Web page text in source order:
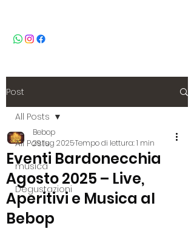
Post
All Posts
musica
Degustazioni
All Posts
Eventi Bardonecchia
Agosto 2025 – Live,
Aperitivi e Musica al
Bebop
Bebop
29 lug 2025Tempo di lettura: 1 min